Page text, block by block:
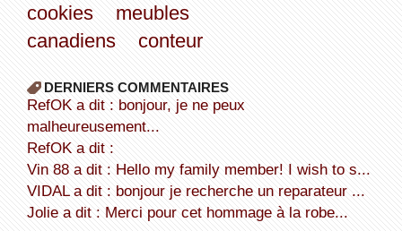
cookies
meubles
canadiens
conteur
DERNIERS COMMENTAIRES
refOK a dit : bonjour, je ne peux
malheureusement...
refOK a dit :
Vin 88 a dit : Hello my family member! I wish to s...
VIDAL a dit : bonjour je recherche un reparateur ...
Jolie a dit : Merci pour cet hommage à la robe...